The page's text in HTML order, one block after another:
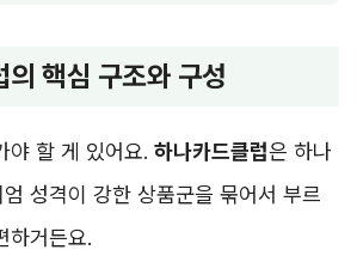
의 핵심 구조와 구성
야 할 게 있어요. 하나카드클럽은 하나
성격이 강한 상품군을 묶어서 부르
하거든요.